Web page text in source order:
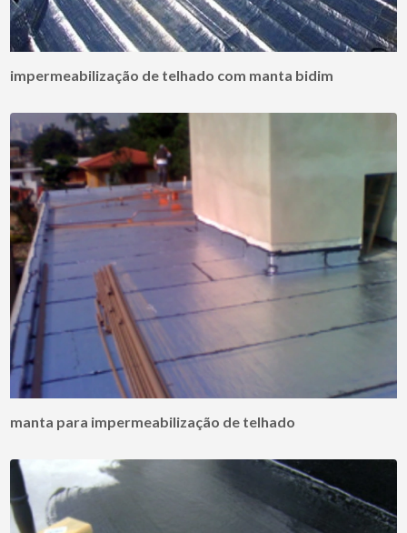
impermeabilização de telhado com manta bidim
manta para impermeabilização de telhado